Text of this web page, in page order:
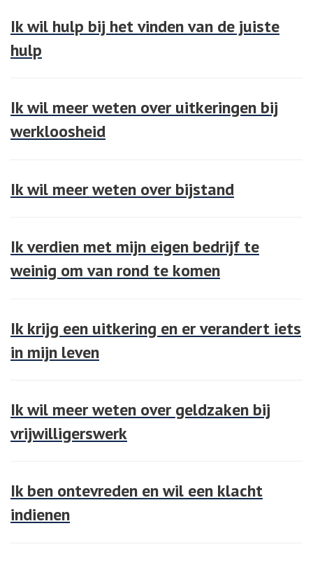
Ik wil hulp bij het vinden van de juiste
hulp
Ik wil meer weten over uitkeringen bij
werkloosheid
Ik wil meer weten over bijstand
Ik verdien met mijn eigen bedrijf te
weinig om van rond te komen
Ik krijg een uitkering en er verandert iets
in mijn leven
Ik wil meer weten over geldzaken bij
vrijwilligerswerk
Ik ben ontevreden en wil een klacht
indienen